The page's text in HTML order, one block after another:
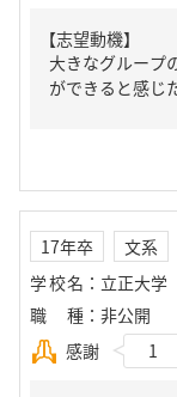
【志望動機】
大きなグループ
ができると感じ
17年卒 文系
学校名 ： 立正大学
職種 ： 非公開
感謝
1